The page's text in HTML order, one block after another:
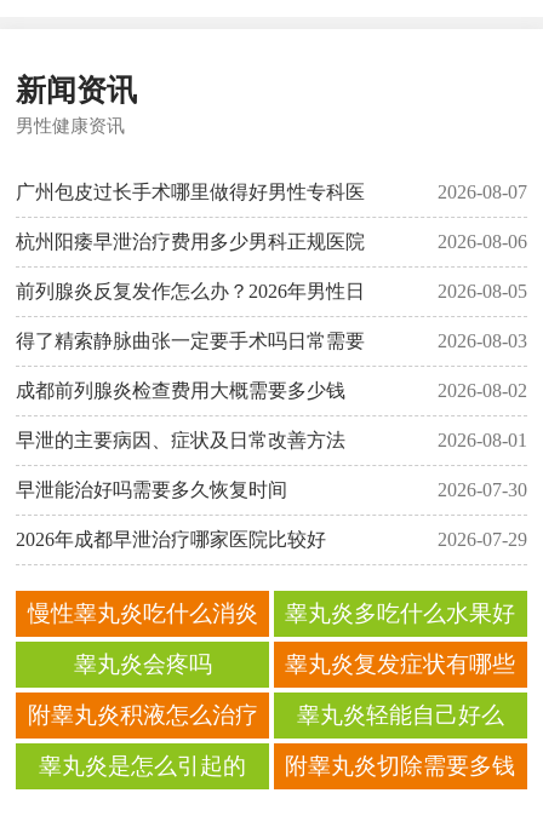
新闻资讯
男性健康资讯
广州包皮过长手术哪里做得好男性专科医 2026-08-07
杭州阳痿早泄治疗费用多少男科正规医院 2026-08-06
前列腺炎反复发作怎么办？2026年男性日 2026-08-05
得了精索静脉曲张一定要手术吗日常需要 2026-08-03
成都前列腺炎检查费用大概需要多少钱 2026-08-02
早泄的主要病因、症状及日常改善方法 2026-08-01
早泄能治好吗需要多久恢复时间 2026-07-30
2026年成都早泄治疗哪家医院比较好 2026-07-29
慢性睾丸炎吃什么消炎
药
睾丸炎多吃什么水果好
睾丸炎会疼吗 睾丸炎复发症状有哪些
附睾丸炎积液怎么治疗 睾丸炎轻能自己好么
睾丸炎是怎么引起的 附睾丸炎切除需要多钱